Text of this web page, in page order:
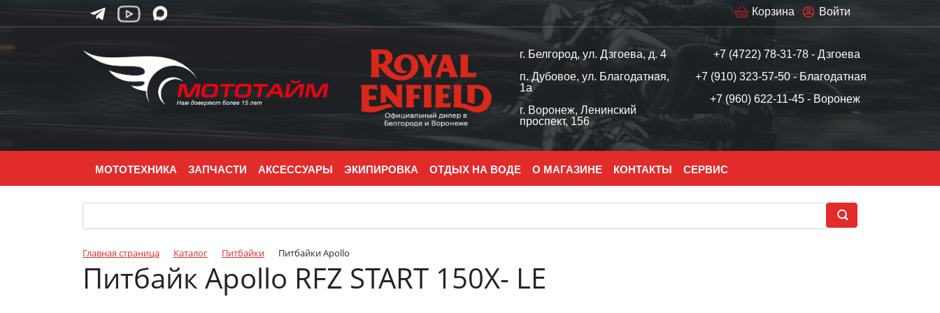
Войти
Корзина
г. Белгород, ул. Дзгоева, д. 4
п. Дубовое, ул. Благодатная,
1а
г. Воронеж, Ленинский
проспект, 156
+7 (4722) 78-31-78 - Дзгоева
+7 (910) 323-57-50 - Благодатная
+7 (960) 622-11-45 - Воронеж
МОТОТЕХНИКА ЗАПЧАСТИ АКСЕССУАРЫ ЭКИПИРОВКА ОТДЫХ НА ВОДЕ О МАГАЗИНЕ КОНТАКТЫ СЕРВИС
Главная страница Каталог Питбайки Питбайки Apollo
Питбайк Apollo RFZ START 150X- LE